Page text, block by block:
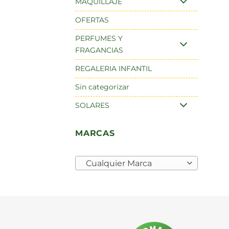
OFERTAS
PERFUMES Y
FRAGANCIAS
REGALERIA INFANTIL
Sin categorizar
SOLARES
MARCAS
Cualquier Marca